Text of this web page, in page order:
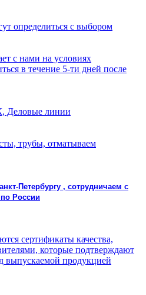
определиться с выбором
с нами на условиях
в течение 5-ти дней после
Деловые линии
трубы, отматываем
Петербургу , сотрудничаем с
России
сертификаты качества,
которые подтверждают
выпускаемой продукцией